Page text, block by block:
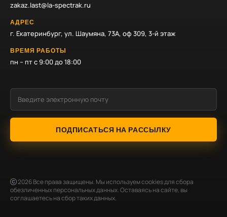
zakaz.last@la-spectrak.ru
АДРЕС
г. Екатеринбург, ул. Шаумяна, 73А, оф 309, 3-й этаж
ВРЕМЯ РАБОТЫ
пн – пт с 9:00 до 18:00
ПОДПИСАТЬСЯ НА РАССЫЛКУ
2026Все права защищены. Мы используем cookies для сбора
обезличенных персональных данных. Оставаясь на сайте, вы
соглашаетесь на сбор таких данных.